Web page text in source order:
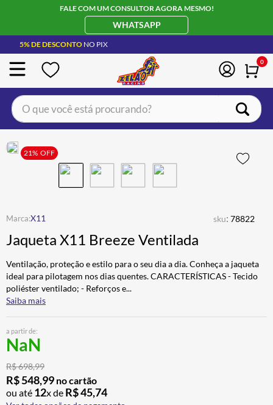
FALE COM UM CONSULTOR AGORA MESMO!
WHATSAPP
5% DE DESCONTO NO PIX
0
O que você está procurando?
21% OFF
X11 sku: 78822
Jaqueta X11 Breeze Ventilada
Ventilação, proteção e estilo para o seu dia a dia. Conheça a jaqueta
ideal para pilotagem nos dias quentes. CARACTERÍSTICAS - Tecido
poliéster ventilado; - Reforços e...
Saiba mais
a partir de:
NaN
R$698,99
R$548,99 no cartão
ou até 12x de R$45,74
1º CAPACETE LS2
BOTA
4º ÓCULOS SOLAR
5º LUVA
6º BAU
7º ALPINESTAR
8º AIROH
10º